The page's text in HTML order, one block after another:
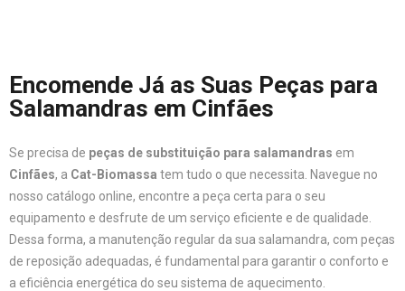
Encomende Já as Suas Peças para
Salamandras em Cinfães
Se precisa de peças de substituição para salamandras em
Cinfães, a Cat-Biomassa tem tudo o que necessita. Navegue no
nosso catálogo online, encontre a peça certa para o seu
equipamento e desfrute de um serviço eficiente e de qualidade.
Dessa forma, a manutenção regular da sua salamandra, com peças
de reposição adequadas, é fundamental para garantir o conforto e
a eficiência energética do seu sistema de aquecimento.